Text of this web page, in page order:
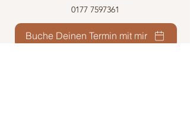
0177 7597361
Buche Deinen Termin mit mir